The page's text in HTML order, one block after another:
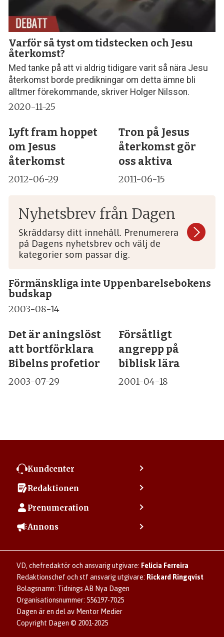
Varför så tyst om tidstecken och Jesu
återkomst?
Med tanke på att vi aldrig tidigare varit så nära Jesu
återkomst borde predikningar om detta ämne bli
alltmer förekommande, skriver Holger Nilsson.
2020-11-25
Lyft fram hoppet
om Jesus
återkomst
2012-06-29
Tron på Jesus
återkomst gör
oss aktiva
2011-06-15
Nyhetsbrev från Dagen
Skräddarsy ditt innehåll. Prenumerera
på Dagens nyhetsbrev och välj de
kategorier som passar dig.
Förmänskliga inte Uppenbarelsebokens
budskap
2003-08-14
Det är aningslöst
att bortförklara
Bibelns profetior
2003-07-29
Försåtligt
angrepp på
biblisk lära
2001-04-18
Kundcenter
Min sida
Vanliga frågor
Användarvillkor
Redaktionen
Tipsa Dagen
Vill du debattera i Dagen?
Dagen förklarar
Upphovsrätt och AI
Om Dagen
Prenumeration
Så skapar du ett konto
Dagen som taltidningen
Senaste numret av eDagen
Dagens arkiv
Annons
Annonsera
Familjeannonser
Se dödsannonser/minnesrum
Anmäl störande/felaktig annons
VD, chefredaktör och ansvarig utgivare: Felicia Ferreira
Redaktionschef och stf ansvarig utgivare: Rickard Ringqvist
Bolagsnamn: Tidnings AB Nya Dagen
Organisationsnummer: 556197-7025
Dagen är en del av Mentor Medier
Copyright Dagen © 2001-2025